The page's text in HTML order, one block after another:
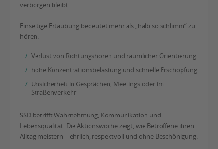
verborgen bleibt.
Einseitige Ertaubung bedeutet mehr als „halb so schlimm“ zu
hören:
Verlust von Richtungshören und räumlicher Orientierung
hohe Konzentrationsbelastung und schnelle Erschöpfung
Unsicherheit in Gesprächen, Meetings oder im
Straßenverkehr
SSD betrifft Wahrnehmung, Kommunikation und
Lebensqualität. Die Aktionswoche zeigt, wie Betroffene ihren
Alltag meistern – ehrlich, respektvoll und ohne Beschönigung.